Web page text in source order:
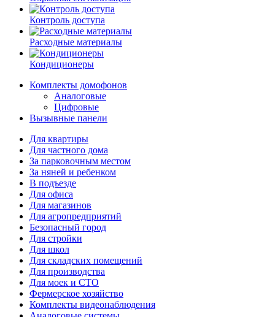
Контроль доступа
Расходные материалы
Кондиционеры
Комплекты домофонов
Аналоговые
Цифровые
Вызывные панели
Для квартиры
Для частного дома
За парковочным местом
За няней и ребенком
В подъезде
Для офиса
Для магазинов
Для агропредприятий
Безопасный город
Для стройки
Для школ
Для складских помещений
Для производства
Для моек и СТО
Фермерское хозяйство
Комплекты видеонаблюдения